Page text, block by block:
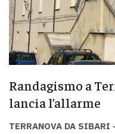
Randagismo a
lancia l’allarme
TERRANOVA DA SIBARI -